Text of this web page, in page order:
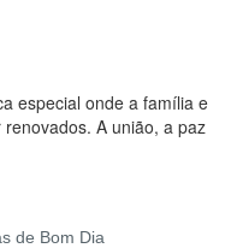
especial onde a família e
A união, a paz
de Bom Dia